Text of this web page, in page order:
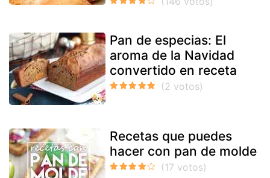
Pan de especias: El
aroma de la Navidad
convertido en receta
Recetas que puedes
hacer con pan de molde